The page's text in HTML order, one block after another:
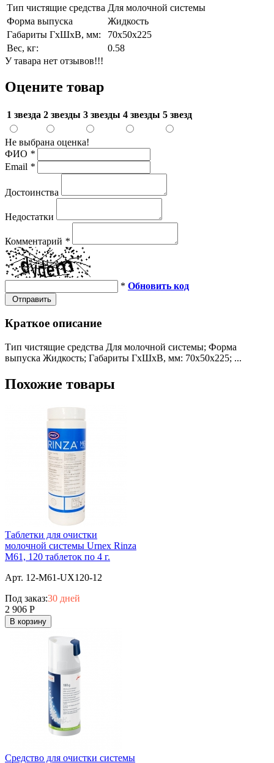
Тип чистящие средства Для молочной системы
Форма выпуска
Жидкость
Габариты ГхШхВ, мм:
70х50х225
Вес, кг:
0.58
У тавара нет отзывов!!!
Оцените товар
1 звезда 2 звезды 3 звезды 4 звезды 5 звезд
Не выбрана оценка!
ФИО *
Email *
Достоинства
Недостатки
Комментарий *
* Обновить код
Отправить
Краткое описание
Тип чистящие средства Для молочной системы; Форма
выпуска Жидкость; Габариты ГхШхВ, мм: 70х50х225; ...
Похожие товары
Таблетки для очистки
молочной системы Urnex Rinza
M61, 120 таблеток по 4 г.
Арт. 12-M61-UX120-12
Под заказ:30 дней
2 906 Р
В корзину
Средство для очистки системы